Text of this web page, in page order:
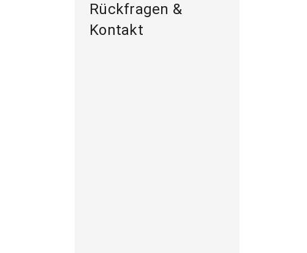
Rückfragen &
Kontakt